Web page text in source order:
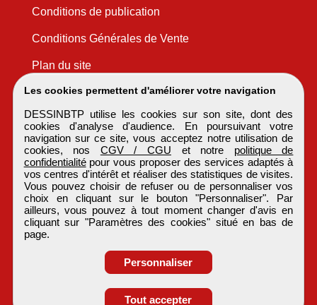
Obtenir ses
Les cookies permettent d'améliorer votre navigation
DESSINBTP utilise les cookies sur son site, dont des
cookies d'analyse d'audience. En poursuivant votre
navigation sur ce site, vous acceptez notre utilisation de
cookies, nos CGV / CGU et notre politique de
confidentialitépour vous proposer des services adaptés à
vos centres d'intérêt et réaliser des statistiques de visites.
Vous pouvez choisir de refuser ou de personnaliser vos
choix en cliquant sur le bouton "Personnaliser". Par
ailleurs, vous pouvez à tout moment changer d'avis en
cliquant sur "Paramètres des cookies" situé en bas de
page.
Personnaliser
Tout accepter
Conditions de publication
Conditions Générales de Vente
Plan du site